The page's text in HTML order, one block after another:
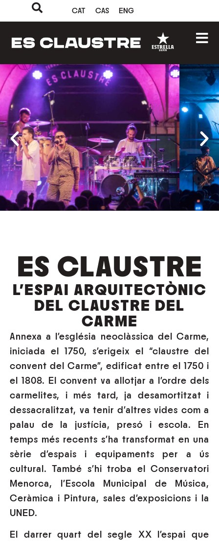
CAT CAS ENG
ES CLAUSTRE
L'ESPAI ARQUITECTÒNIC
DEL CLAUSTRE DEL
CARME
Annexa a l’església neoclàssica del Carme,
iniciada el 1750, s’erigeix el “claustre del
convent del Carme”, edificat entre el 1750 i
el 1808. El convent va allotjar a l’ordre dels
carmelites, i més tard, ja desamortitzat i
dessacralitzat, va tenir d’altres vides com a
palau de la justícia, presó i escola. En
temps més recents s’ha transformat en una
sèrie d’espais i equipaments per a ús
cultural. També s’hi troba el Conservatori
Menorca, l’Escola Municipal de Música,
Ceràmica i Pintura, sales d’exposicions i la
UNED.
El darrer quart del segle XX l’espai que